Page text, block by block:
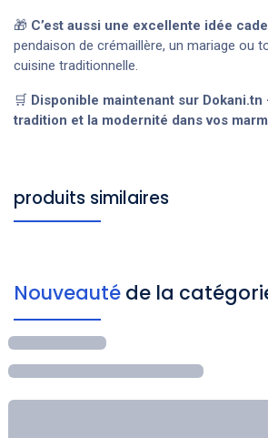
🎁 C’est aussi une excellente idée
pendaison de crémaillère, un mariage ou
cuisine traditionnelle.
🛒 Disponible maintenant sur
tradition et la modernité dans vos
produits similaires
Nouveauté de la